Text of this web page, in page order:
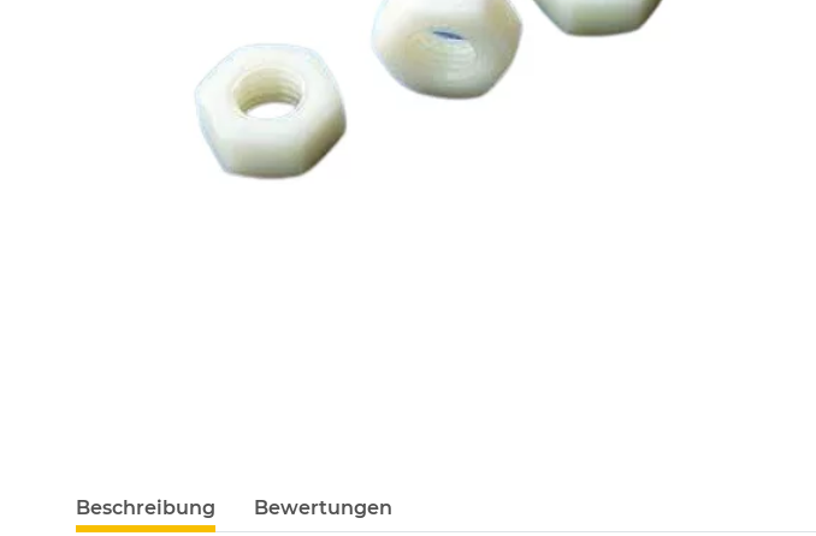
Beschreibung Bewertungen